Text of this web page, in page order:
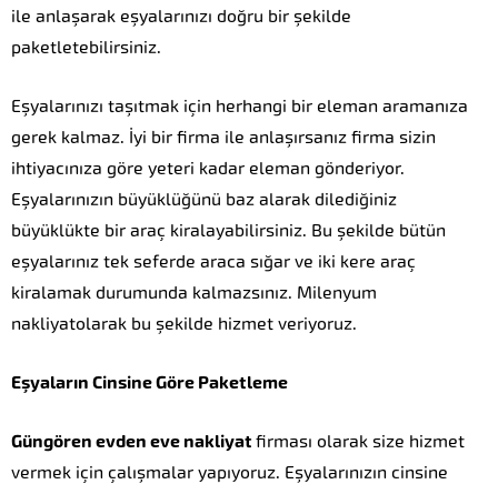
ile anlaşarak eşyalarınızı doğru bir şekilde
paketletebilirsiniz.
Eşyalarınızı taşıtmak için herhangi bir eleman aramanıza
gerek kalmaz. İyi bir firma ile anlaşırsanız firma sizin
ihtiyacınıza göre yeteri kadar eleman gönderiyor.
Eşyalarınızın büyüklüğünü baz alarak dilediğiniz
büyüklükte bir araç kiralayabilirsiniz. Bu şekilde bütün
eşyalarınız tek seferde araca sığar ve iki kere araç
kiralamak durumunda kalmazsınız. Milenyum
nakliyatolarak bu şekilde hizmet veriyoruz.
Eşyaların Cinsine Göre Paketleme
Güngören evden eve nakliyat firması olarak size hizmet
vermek için çalışmalar yapıyoruz. Eşyalarınızın cinsine